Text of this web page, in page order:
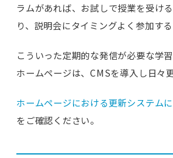
ラムがあれば、お試しで授業を受け
り、説明会にタイミングよく参加する
こういった定期的な発信が必要な学
ホームページは、CMSを導入し日々
ホームページにおける更新システム
をご確認ください。